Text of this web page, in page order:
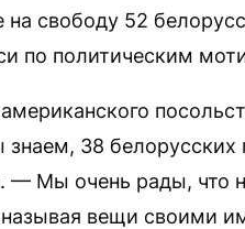
свободу 52
по политическим
38
— Мы очень рады, что
вещи своими